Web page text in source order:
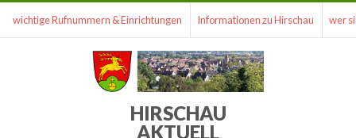
wichtige Rufnummern & Einrichtungen Informationen zu Hirschau wer
HIRSCHAU
AKTUELL